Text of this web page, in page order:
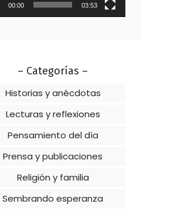
00:00 03:53
– Categorías –
Historias y anécdotas
Lecturas y reflexiones
Pensamiento del día
Prensa y publicaciones
Religión y familia
Sembrando esperanza